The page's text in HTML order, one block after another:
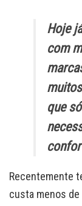
Hoje
com
que
Recentemente
custa menos de